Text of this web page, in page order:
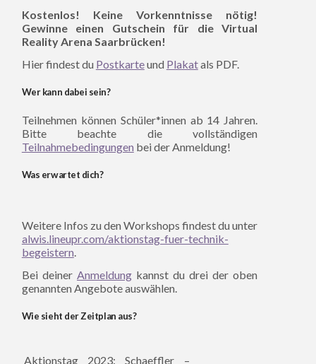
Kostenlos! Keine Vorkenntnisse nötig!
Gewinne einen Gutschein für die Virtual
Reality Arena Saarbrücken!
Hier findest du Postkarteund Plakatals PDF.
Wer kann dabei sein?
Teilnehmen können Schüler*innen ab 14 Jahren.
Bitte beachte die vollständigen
Teilnahmebedingungen bei der Anmeldung!
Was erwartet dich?
Weitere Infos zu den Workshops findest du unter
alwis.lineupr.com/aktionstag-fuer-technik-
begeistern.
Bei deiner Anmeldungkannst du drei der oben
genannten Angebote auswählen.
Wie sieht der Zeitplan aus?
Aktionstag 2023: Schaeffler –